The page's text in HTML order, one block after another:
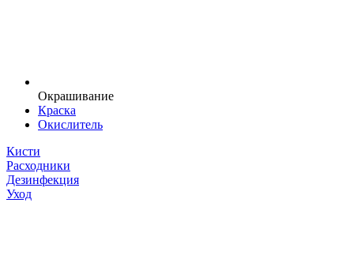
Окрашивание
Краска
Окислитель
Кисти
Расходники
Дезинфекция
Уход